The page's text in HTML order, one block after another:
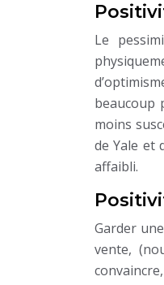
Le
beaucoup
moins
de Yale et
affaibli.
Garder
vente,